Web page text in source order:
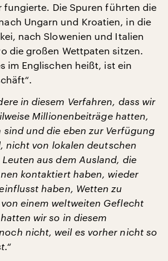
fungierte. Die Spuren führten die
Ungarn und Kroatien, in die
nach Slowenien und Italien
die großen Wettpaten sitzen.
im Englischen heißt, ist ein
in diesem Verfahren, dass wir
Millionenbeiträge hatten,
und die eben zur Verfügung
nicht von lokalen deutschen
aus dem Ausland, die
kontaktiert haben, wieder
haben, Wetten zu
einem weltweiten Geflecht
wir so in diesem
nicht, weil es vorher nicht so